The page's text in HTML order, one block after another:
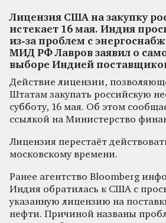
Лицензия США на закупку
истекает 16 мая. Индия
из‑за проблем с
МИД РФ Лавров заявил о
выборе Индией
Действие лицензии,
Штатам закупать российскую
субботу, 16 мая. Об этом
ссылкой на Министерство
Лицензия перестаёт
московскому времени.
Ранее агентство Bloomberg
Индия обратилась к США с
указанную лицензию на
нефти. Причиной названы